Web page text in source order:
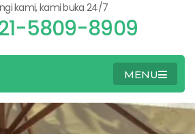
kami, kami buka 24/7
5809-8909
MENU